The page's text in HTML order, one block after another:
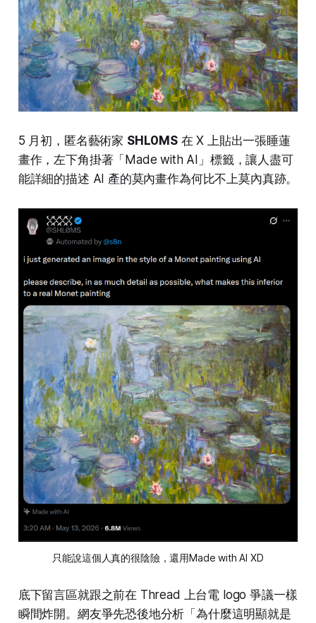
5 月初，匿名藝術家 SHL0MS在 X 上貼出一張睡蓮
畫作，左下角掛著「Made with AI」標籤，讓人盡可
能詳細的描述 AI 產的莫內畫作為何比不上莫內真跡。
只能說這個人真的很陰險，還用Made with AI XD
底下留言區就跟之前在 Thread 上台電 logo 爭議一樣
瞬間炸開。網友爭先恐後地分析「為什麼這明顯就是